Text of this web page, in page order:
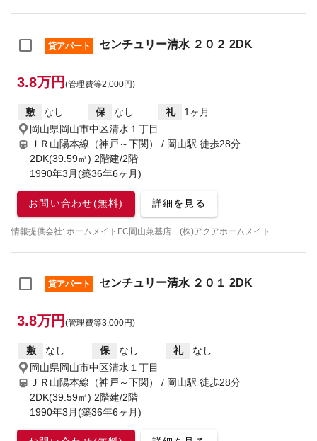
貸アパート センチュリー清水 ２０２ 2DK
3.8万円 (管理費等2,000円)
敷 なし 保 なし 礼
1ヶ月
岡山県岡山市中区清水１丁目
ＪＲ山陽本線（神戸～下関） / 岡山駅 徒歩28分
2DK(39.59㎡) 2階建/2階
1990年3月(築36年6ヶ月)
お問い合わせ(無料) 詳細を見る
情報提供会社: ホームメイトFC岡山兼基店 (株)アクアホームメイト
貸アパート センチュリー清水 ２０１ 2DK
3.8万円 (管理費等3,000円)
敷 なし 保 なし 礼
なし
岡山県岡山市中区清水１丁目
ＪＲ山陽本線（神戸～下関） / 岡山駅 徒歩28分
2DK(39.59㎡) 2階建/2階
1990年3月(築36年6ヶ月)